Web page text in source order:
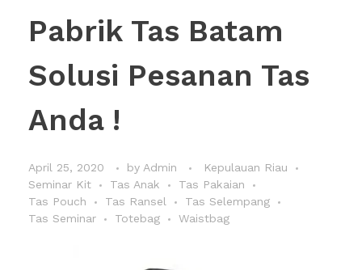
Pabrik Tas Batam
Solusi Pesanan Tas
Anda !
April 25, 2020 by Admin
Kepulauan Riau
Seminar Kit
Tas Anak
Tas Pakaian
Tas Pouch
Tas Ransel
Tas Selempang
Tas Seminar
Totebag Waistbag